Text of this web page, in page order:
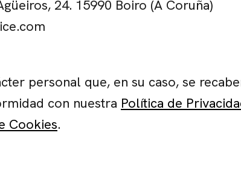
24. 15990 Boiro (A Coruña)
personal que, en su caso, se
con nuestra Política de
Cookies.